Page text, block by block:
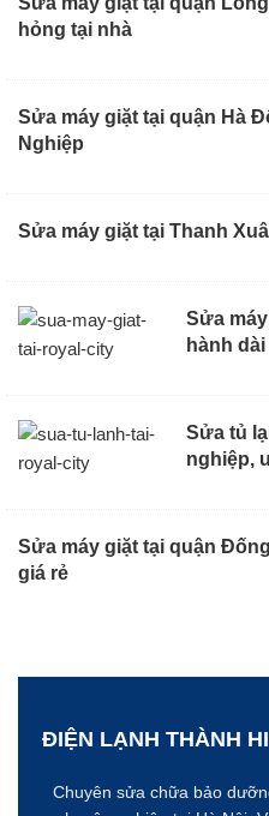
hỏng tại nhà
Sửa máy giặt tại quận Hà
Nghiệp
Sửa máy giặt tại Thanh
Sửa
hành
Sửa tủ
nghiệp,
Sửa máy giặt tại quận
giá rẻ
ĐIỆN LẠNH THÀNH
Chuyên sửa chữa bảo